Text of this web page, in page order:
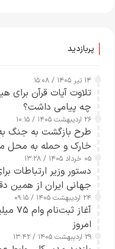
پربازدید
۱۴ تیر ۱۴۰۵ / ۱۵:۰۸
تلاوت آیات قرآن برای
چه پیامی داشت؟
۲۶ اردیبهشت ۱۴۰۵ / ۱۰:۱۵
طرح‌ بازگشت به جنگ
خارک و حمله به محل
۰۵ خرداد ۱۴۰۵ / ۱۳:۲۸
دستور وزیر ارتباطات
جهانی ایران از همین
تا ۲۴ ساعت آینده
۲۴ اردیبهشت ۱۴۰۵ / ۰۹:۱۵
امروز
۲۹ اردیبهشت ۱۴۰۵ / ۱۳:۴۲